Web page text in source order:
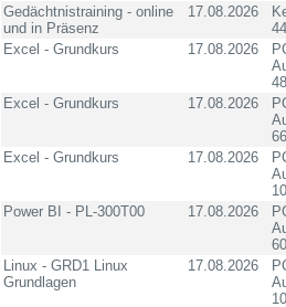
Gedächtnistraining - online
und in Präsenz
17.08.2026
Excel - Grundkurs
17.08.2026
Excel - Grundkurs
17.08.2026
Excel - Grundkurs
17.08.2026
Power BI - PL-300T00
17.08.2026
Linux - GRD1 Linux
Grundlagen
17.08.2026